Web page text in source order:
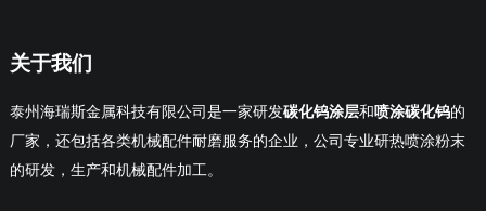
关于我们
泰州海瑞斯金属科技有限公司是一家研发碳化钨涂层和喷涂碳化钨的
厂家，还包括各类机械配件耐磨服务的企业，公司专业研热喷涂粉末
的研发，生产和机械配件加工。